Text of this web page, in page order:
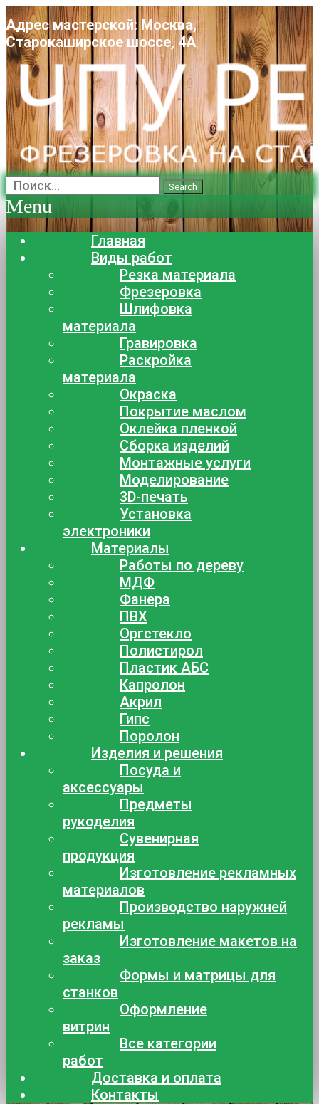
Адрес мастерской: Москва,
Старокаширское шоссе, 4А
Search
Menu
Главная
Виды работ
Резка материала
Фрезеровка
Шлифовка
материала
Гравировка
Раскройка
материала
Окраска
Покрытие маслом
Оклейка пленкой
Сборка изделий
Монтажные услуги
Моделирование
3D-печать
Установка
электроники
Материалы
Работы по дереву
МДФ
Фанера
ПВХ
Оргстекло
Полистирол
Пластик АБС
Капролон
Акрил
Гипс
Поролон
Изделия и решения
Посуда и
аксессуары
Предметы
рукоделия
Сувенирная
продукция
Изготовление рекламных
материалов
Производство наружней
рекламы
Изготовление макетов на
заказ
Формы и матрицы для
станков
Оформление
витрин
Все категории
работ
Доставка и оплата
Контакты